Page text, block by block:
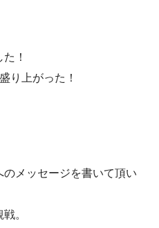
！
り上がった！
メッセージを書いて頂い
。